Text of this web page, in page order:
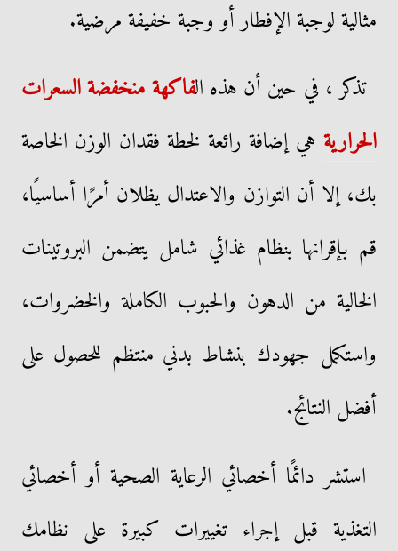
مثالية لوجبة الإفطار أو وجبة خفيفة مرضية.
تذكر ، في حين أن هذه الفاكهة منخفضة السعرات
الحرارية هي إضافة رائعة لخطة فقدان الوزن الخاصة
بك، إلا أن التوازن والاعتدال يظلان أمرًا أساسيًا،
قم بإقرانها بنظام غذائي شامل يتضمن البروتينات
الخالية من الدهون والحبوب الكاملة والخضروات،
واستكمل جهودك بنشاط بدني منتظم للحصول على
أفضل النتائج.
استشر دائمًا أخصائي الرعاية الصحية أو أخصائي
التغذية قبل إجراء تغييرات كبيرة على نظامك